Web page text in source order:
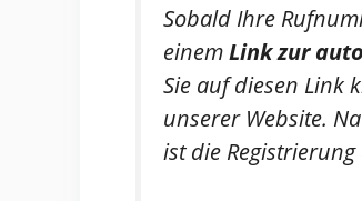
Sobald Ihre
einemLink zur
Sie auf diesen Link
unserer Website.
ist die Registrierung